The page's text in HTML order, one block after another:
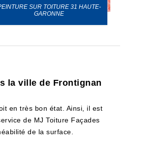
SUR TOITURE 31 HAUTE-
GARONNE
la ville de Frontignan
en très bon état. Ainsi, il est
de MJ Toiture Façades
de la surface.